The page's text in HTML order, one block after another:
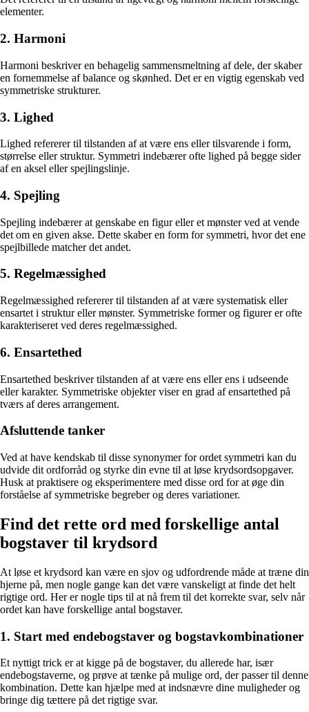
elementer.
2. Harmoni
Harmoni beskriver en behagelig sammensmeltning af dele, der skaber
en fornemmelse af balance og skønhed. Det er en vigtig egenskab ved
symmetriske strukturer.
3. Lighed
Lighed refererer til tilstanden af at være ens eller tilsvarende i form,
størrelse eller struktur. Symmetri indebærer ofte lighed på begge sider
af en aksel eller spejlingslinje.
4. Spejling
Spejling indebærer at genskabe en figur eller et mønster ved at vende
det om en given akse. Dette skaber en form for symmetri, hvor det ene
spejlbillede matcher det andet.
5. Regelmæssighed
Regelmæssighed refererer til tilstanden af at være systematisk eller
ensartet i struktur eller mønster. Symmetriske former og figurer er ofte
karakteriseret ved deres regelmæssighed.
6. Ensartethed
Ensartethed beskriver tilstanden af at være ens eller ens i udseende
eller karakter. Symmetriske objekter viser en grad af ensartethed på
tværs af deres arrangement.
Afsluttende tanker
Ved at have kendskab til disse synonymer for ordet symmetri kan du
udvide dit ordforråd og styrke din evne til at løse krydsordsopgaver.
Husk at praktisere og eksperimentere med disse ord for at øge din
forståelse af symmetriske begreber og deres variationer.
Find det rette ord med forskellige antal
bogstaver til krydsord
At løse et krydsord kan være en sjov og udfordrende måde at træne din
hjerne på, men nogle gange kan det være vanskeligt at finde det helt
rigtige ord. Her er nogle tips til at nå frem til det korrekte svar, selv når
ordet kan have forskellige antal bogstaver.
1. Start med endebogstaver og bogstavkombinationer
Et nyttigt trick er at kigge på de bogstaver, du allerede har, især
endebogstaverne, og prøve at tænke på mulige ord, der passer til denne
kombination. Dette kan hjælpe med at indsnævre dine muligheder og
bringe dig tættere på det rigtige svar.